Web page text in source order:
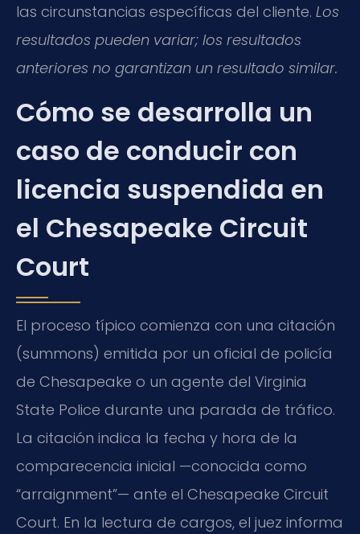
las circunstancias específicas del cliente. Los
resultados pueden variar; los resultados
anteriores no garantizan un resultado similar.
Cómo se desarrolla un
caso de conducir con
licencia suspendida en
el Chesapeake Circuit
Court
El proceso típico comienza con una citación
(summons) emitida por un oficial de policía
de Chesapeake o un agente del Virginia
State Police durante una parada de tráfico.
La citación indica la fecha y hora de la
comparecencia inicial —conocida como
“arraignment”— ante el Chesapeake Circuit
Court. En la lectura de cargos, el juez informa